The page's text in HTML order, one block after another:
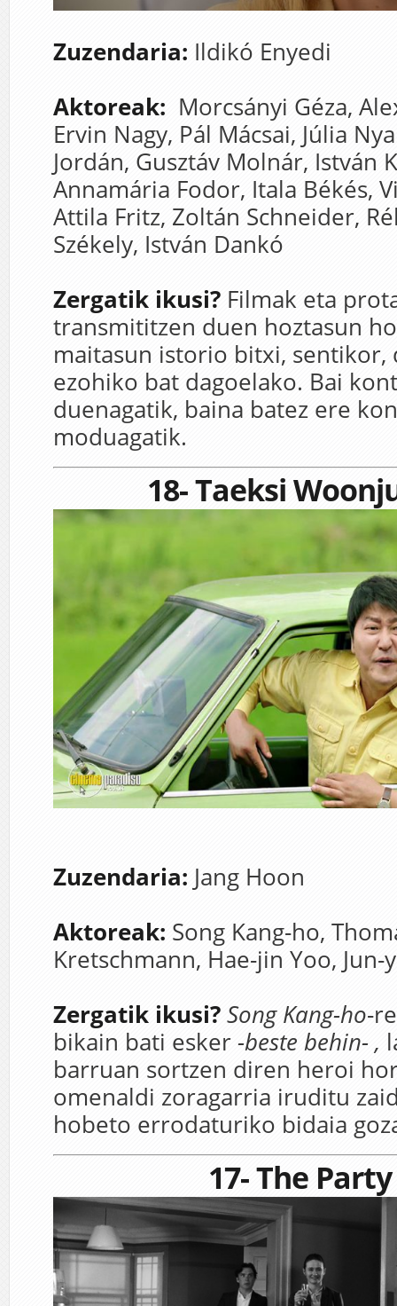
Zuzendaria: Ildikó Enyedi
Aktoreak: Morcsányi Géza,
Ervin Nagy, Pál Mácsai, Júlia
Jordán, Gusztáv Molnár, István
Annamária Fodor, Itala Békés,
Attila Fritz, Zoltán Schneider,
Székely, István Dankó
Zergatik ikusi? Filmak eta
transmititzen duen hoztasun
maitasun istorio bitxi, sentikor,
ezohiko bat dagoelako. Bai
duenagatik, baina batez ere
moduagatik.
18- Taeksi
Zuzendaria: Jang Hoon
Aktoreak: Song Kang-ho,
Kretschmann, Hae-jin Yoo, Jun-
Zergatik ikusi? Song Kang-ho-
bikain bati esker -beste behin- ,
barruan sortzen diren heroi
omenaldi zoragarria iruditu
hobeto errodaturiko bidaia
17- The